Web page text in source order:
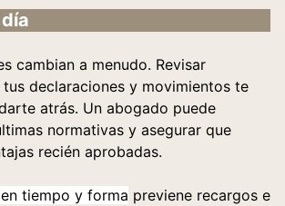
cambian a menudo. Revisar
declaraciones y movimientos te
atrás. Un abogado puede
normativas y asegurar que
recién aprobadas.
tiempo y forma previene recargos e